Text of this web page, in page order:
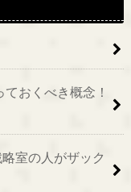
ておくべき概念！
室の人がザック